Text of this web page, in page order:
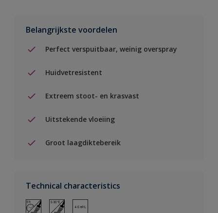
Belangrijkste voordelen
Perfect verspuitbaar, weinig overspray
Huidvetresistent
Extreem stoot- en krasvast
Uitstekende vloeiing
Groot laagdiktebereik
Technical characteristics